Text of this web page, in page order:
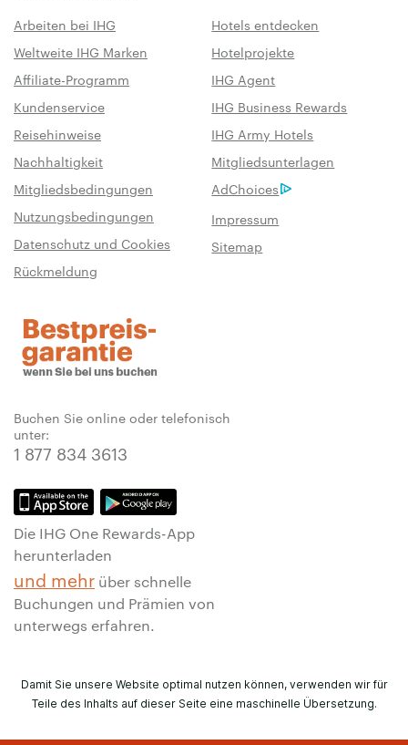
Arbeiten bei IHG
Hotels entdecken
Weltweite IHG Marken
Hotelprojekte
Affiliate-Programm
IHG Agent
Kundenservice
IHG Business Rewards
Reisehinweise
IHG Army Hotels
Nachhaltigkeit
Mitgliedsunterlagen
Mitgliedsbedingungen
AdChoices
Nutzungsbedingungen
Impressum
Datenschutz und Cookies
Sitemap
Rückmeldung
Buchen Sie online oder telefonisch
unter:
1 877 834 3613
Die IHG One Rewards-App
herunterladen
und mehr über schnelle
Buchungen und Prämien von
unterwegs erfahren.
Damit Sie unsere Website optimal nutzen können, verwenden wir für
Teile des Inhalts auf dieser Seite eine maschinelle Übersetzung.